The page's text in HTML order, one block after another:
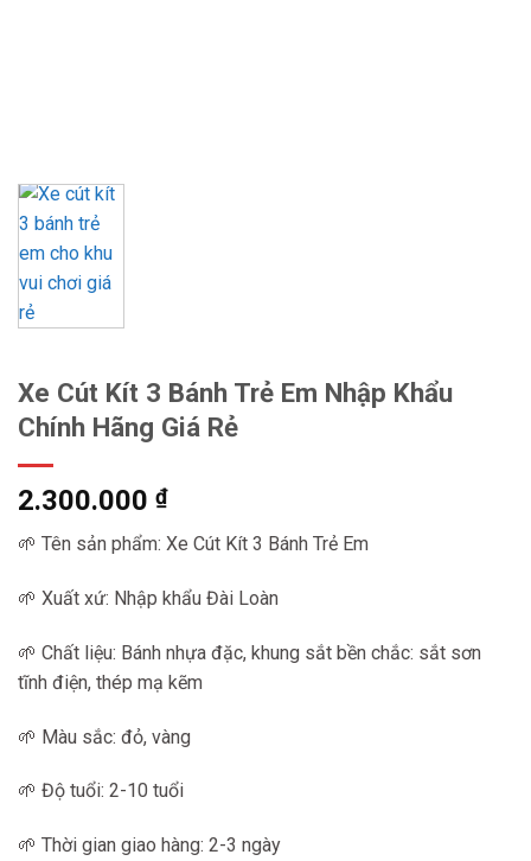
Xe Cút Kít 3 Bánh Trẻ Em Nhập Khẩu
Chính Hãng Giá Rẻ
2.300.000 ₫
🌱 Tên sản phẩm: Xe Cút Kít 3 Bánh Trẻ Em
🌱 Xuất xứ: Nhập khẩu Đài Loàn
🌱 Chất liệu: Bánh nhựa đặc, khung sắt bền chắc: sắt sơn
tĩnh điện, thép mạ kẽm
🌱 Màu sắc: đỏ, vàng
🌱 Độ tuổi: 2-10 tuổi
🌱 Thời gian giao hàng: 2-3 ngày